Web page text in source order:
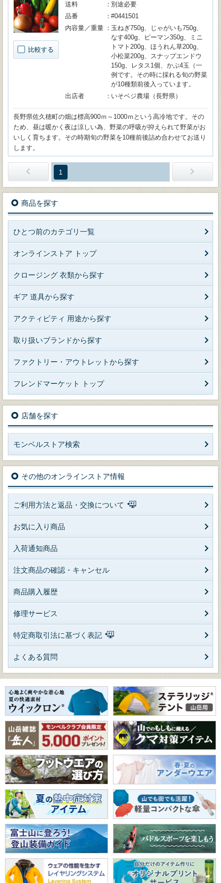
比較する
送料
別途必要
品番
#0441501
内容量／重量
玉ねぎ750g、じゃがいも750g、
なす400g、ピーマン350g、ミニ
トマト200g、ほうれん草200g、
小松菜200g、スナップエンドウ
150g、レタス1個、かぶ4玉（一
例です。その時に採れる旬の野菜
が10種類前後入っています。
出店者
いそベジ農場（長野県）
長野県佐久穂町の畑は標高900ｍ～1000ｍという高冷地です。その
ため、昼は暖かく夜は涼しい為、野菜の呼吸が抑えられて野菜がお
いしく育ちます。その時期旬の野菜を10種前後詰め合わせてお送り
します。
1
商品を探す
ひとつ前のカテゴリ一覧
オンラインストア トップ
クロージング 衣類から探す
ギア 道具から探す
アクティビティ 用途から探す
取り扱いブランドから探す
ファクトリー・アウトレットから探す
フレンドマーケット トップ
店舗を探す
モンベルストア検索
その他のオンラインストア情報
ご利用方法と返品・交換について
お気に入り商品
入荷通知商品
注文商品の確認・キャンセル
商品購入履歴
修理サービス
特定商取引法に基づく表記
よくある質問